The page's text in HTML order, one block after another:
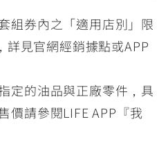
組券內之「適用店別」限
詳見官網經銷據點或APP
定的油品與正廠零件，具
價請參閱LIFE APP『我